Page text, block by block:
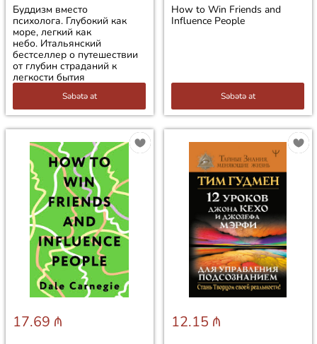
Буддизм вместо
психолога. Глубокий как
море, легкий как
небо. Итальянский
бестселлер о путешествии
от глубин страданий к
легкости бытия
Səbətə at
How to Win Friends and
Influence People
Səbətə at
17.69 ₼ 12.15 ₼